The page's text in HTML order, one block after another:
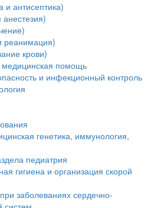
и антисептика)
реанимация)
крови)
помощь
и инфекционный контроль
генетика, иммунология,
педиатрия
гигиена и организация скорой
заболеваниях сердечно-